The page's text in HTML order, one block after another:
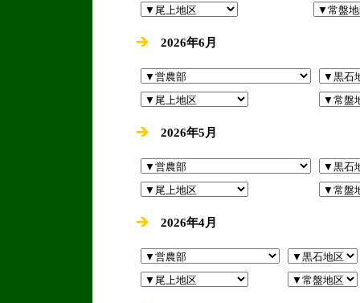
2026年6月
2026年5月
2026年4月